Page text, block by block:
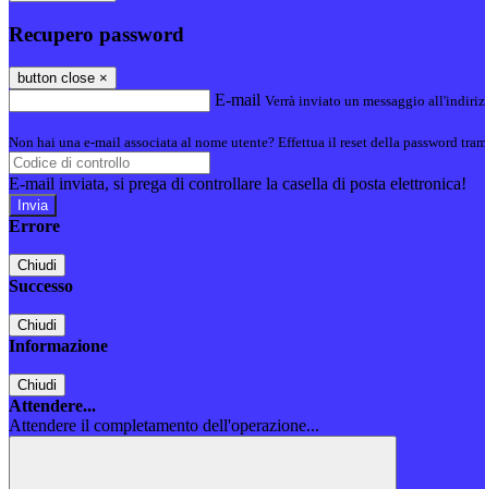
Recupero password
button close ×
E-mail Verrà inviato un messaggio
Non hai una e-mail associata al nome utente? Effettua il reset della password
E-mail inviata, si prega di controllare la casella di posta elettronica!
Errore
Chiudi
Successo
Chiudi
Informazione
Chiudi
Attendere...
Attendere il completamento dell'operazione...